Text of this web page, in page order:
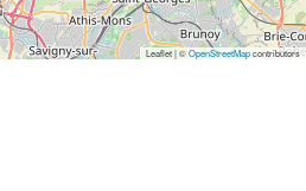
Leaflet | ©OpenStreetMapcontributors